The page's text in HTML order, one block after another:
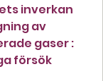
inverkan
av
gaser :
försök